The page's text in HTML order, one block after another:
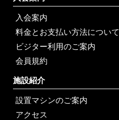
入会案内
料金とお支払い方法について
ビジター利用のご案内
会員規約
施設紹介
設置マシンのご案内
アクセス